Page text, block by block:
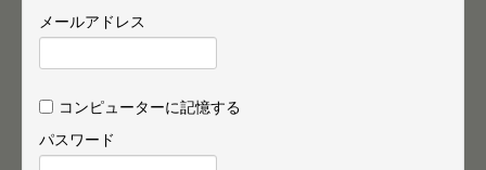
メールアドレス
コンピューターに記憶する
パスワード